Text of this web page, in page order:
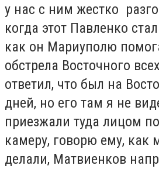
у нас с ним жестко
когда этот Павленко
как он Мариуполю
обстрела Восточного
ответил, что был на
дней, но его там я не
приезжали туда лицом
камеру, говорю ему, как
делали, Матвиенков